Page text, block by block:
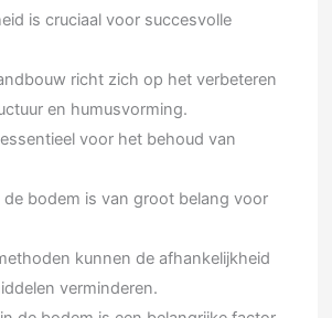
is cruciaal voor succesvolle
richt zich op het verbeteren
en humusvorming.
voor het behoud van
de bodem is van groot belang voor
kunnen de afhankelijkheid
verminderen.